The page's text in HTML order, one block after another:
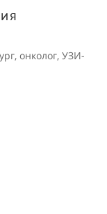
онколог, УЗИ-